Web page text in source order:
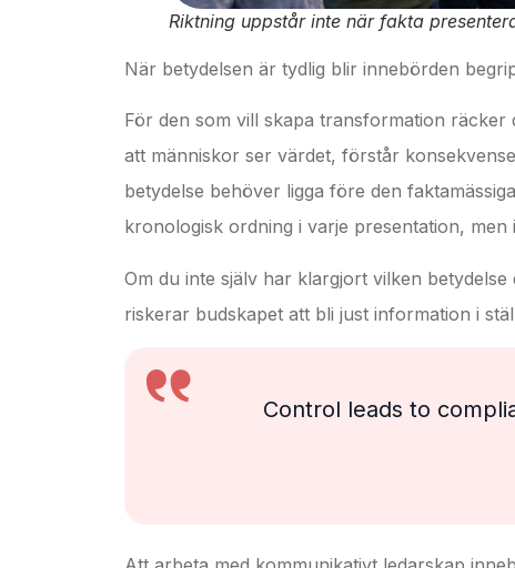
Riktning uppstår inte när fakta
När betydelsen är tydlig blir innebörden
För den som vill skapa transformation
att människor ser värdet, förstår
betydelse behöver ligga före den
kronologisk ordning i varje presentation, men
Om du inte själv har klargjort vilken
riskerar budskapet att bli just information i
Control leads to